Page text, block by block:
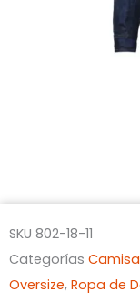
SKU 802-18-11
Categorías
Oversize, Ropa de